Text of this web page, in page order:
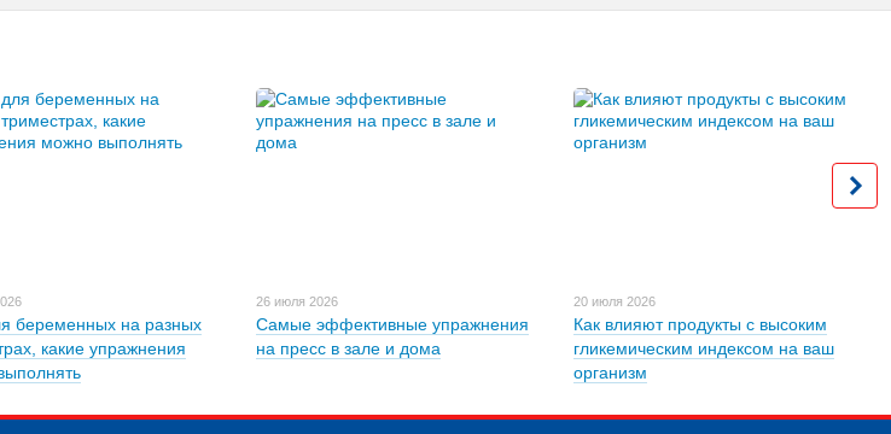
беременных на разных
какие упражнения
26 июля 2026
Самые эффективные упражнения
на пресс в зале и дома
20 июля 2026
Как влияют продукты с высоким
гликемическим индексом на ваш
организм